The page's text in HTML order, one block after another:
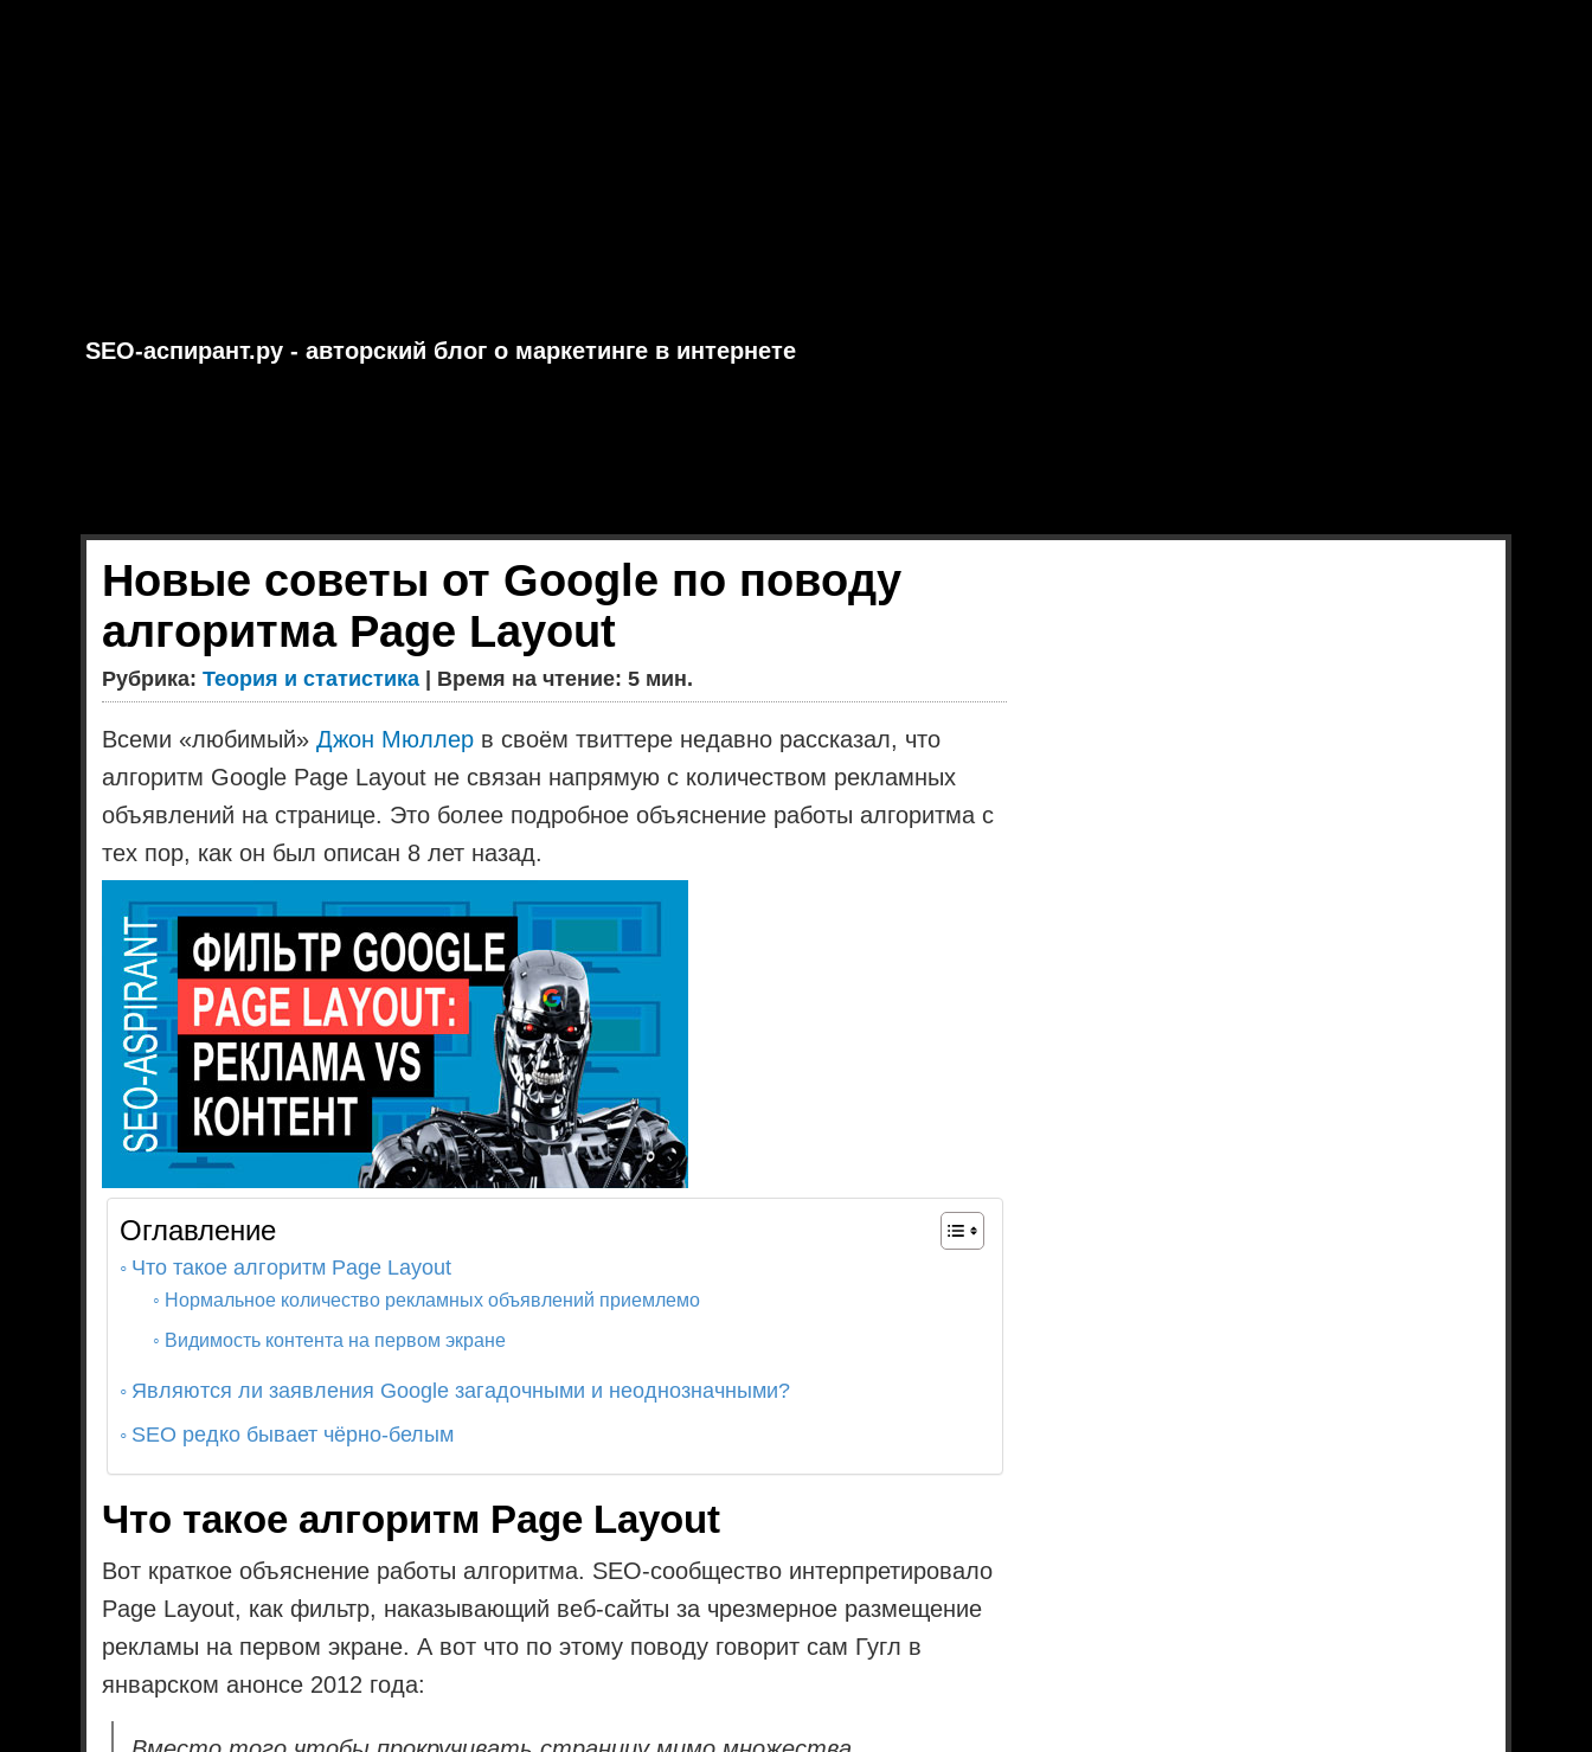
SEO-аспирант.ру - авторский блог о маркетинге в интернете
Новые советы от Google по поводу
алгоритма Page Layout
Рубрика:Теория и статистика | Время на чтение: 5 мин.
Всеми «любимый»Джон Мюллер в своём твиттере недавно рассказал, что
алгоритм Google Page Layout не связан напрямую с количеством рекламных
объявлений на странице. Это более подробное объяснение работы алгоритма с
тех пор, как он был описан 8 лет назад.
Оглавление
Что такое алгоритм Page Layout
Нормальное количество рекламных объявлений приемлемо
Видимость контента на первом экране
Являются ли заявления Google загадочными и неоднозначными?
SEO редко бывает чёрно-белым
Что такое алгоритм Page Layout
Вот краткое объяснение работы алгоритма. SEO-сообщество интерпретировало
Page Layout, как фильтр, наказывающий веб-сайты за чрезмерное размещение
рекламы на первом экране. А вот что по этому поводу говорит сам Гугл в
январском анонсе 2012 года: